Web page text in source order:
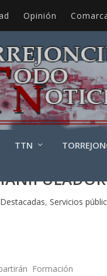
Opinión
TTN
Destacadas, Servicios
Formación